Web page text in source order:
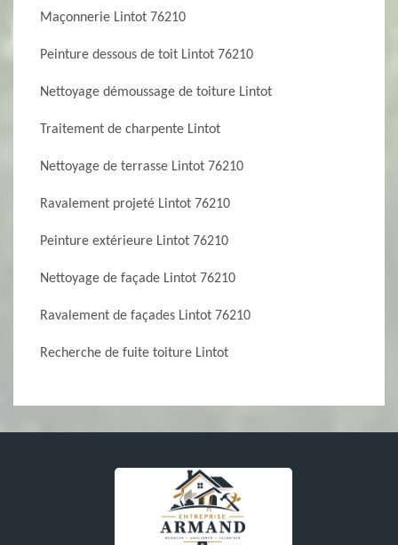
Maçonnerie Lintot 76210
Peinture dessous de toit Lintot 76210
Nettoyage démoussage de toiture Lintot
Traitement de charpente Lintot
Nettoyage de terrasse Lintot 76210
Ravalement projeté Lintot 76210
Peinture extérieure Lintot 76210
Nettoyage de façade Lintot 76210
Ravalement de façades Lintot 76210
Recherche de fuite toiture Lintot